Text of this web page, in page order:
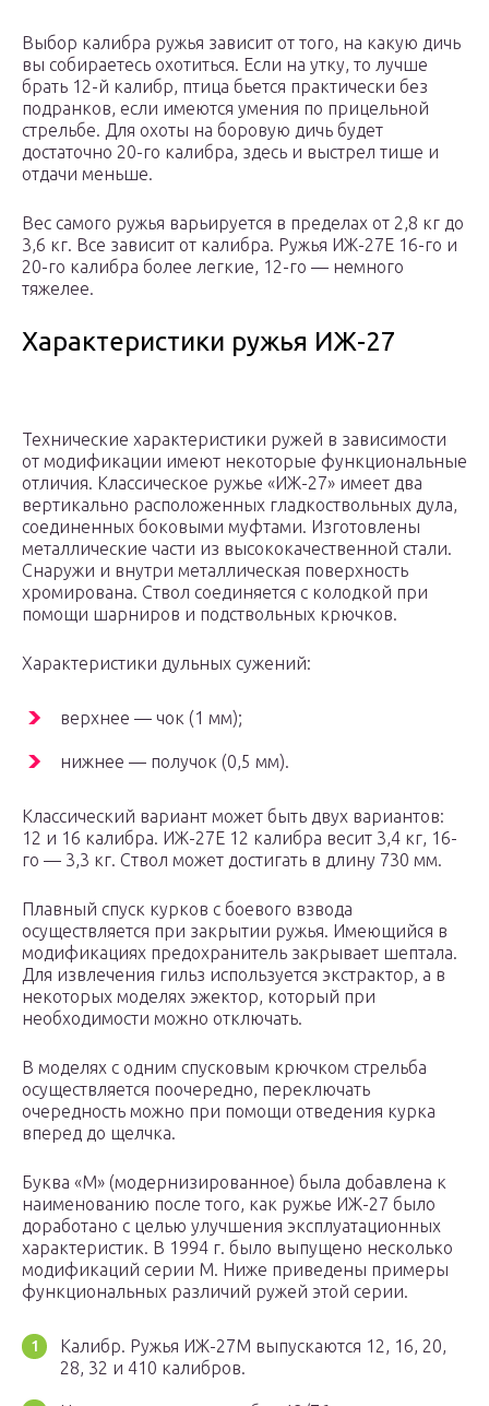
Выбор калибра ружья зависит от того, на какую дичь
вы собираетесь охотиться. Если на утку, то лучше
брать 12-й калибр, птица бьется практически без
подранков, если имеются умения по прицельной
стрельбе. Для охоты на боровую дичь будет
достаточно 20-го калибра, здесь и выстрел тише и
отдачи меньше.
Вес самого ружья варьируется в пределах от 2,8 кг до
3,6 кг. Все зависит от калибра. Ружья ИЖ-27Е 16-го и
20-го калибра более легкие, 12-го — немного
тяжелее.
Характеристики ружья ИЖ-27
Технические характеристики ружей в зависимости
от модификации имеют некоторые функциональные
отличия. Классическое ружье «ИЖ-27» имеет два
вертикально расположенных гладкоствольных дула,
соединенных боковыми муфтами. Изготовлены
металлические части из высококачественной стали.
Снаружи и внутри металлическая поверхность
хромирована. Ствол соединяется с колодкой при
помощи шарниров и подствольных крючков.
Характеристики дульных сужений:
верхнее — чок (1 мм);
нижнее — получок (0,5 мм).
Классический вариант может быть двух вариантов:
12 и 16 калибра. ИЖ-27Е 12 калибра весит 3,4 кг, 16-
го — 3,3 кг. Ствол может достигать в длину 730 мм.
Плавный спуск курков с боевого взвода
осуществляется при закрытии ружья. Имеющийся в
модификациях предохранитель закрывает шептала.
Для извлечения гильз используется экстрактор, а в
некоторых моделях эжектор, который при
необходимости можно отключать.
В моделях с одним спусковым крючком стрельба
осуществляется поочередно, переключать
очередность можно при помощи отведения курка
вперед до щелчка.
Буква «М» (модернизированное) была добавлена к
наименованию после того, как ружье ИЖ-27 было
доработано с целью улучшения эксплуатационных
характеристик. В 1994 г. было выпущено несколько
модификаций серии М. Ниже приведены примеры
функциональных различий ружей этой серии.
Калибр. Ружья ИЖ-27М выпускаются 12, 16, 20,
28, 32 и 410 калибров.